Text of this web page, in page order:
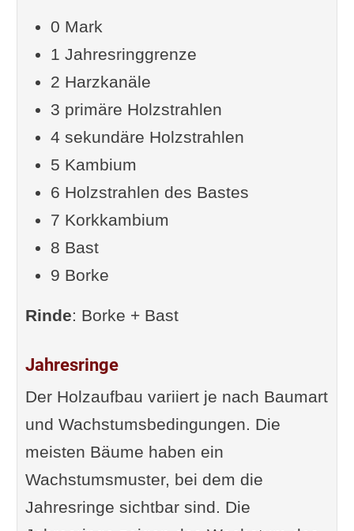
0 Mark
1 Jahresringgrenze
2 Harzkanäle
3 primäre Holzstrahlen
4 sekundäre Holzstrahlen
5 Kambium
6 Holzstrahlen des Bastes
7 Korkkambium
8 Bast
9 Borke
Rinde: Borke + Bast
Jahresringe
Der Holzaufbau variiert je nach Baumart
und Wachstumsbedingungen. Die
meisten Bäume haben ein
Wachstumsmuster, bei dem die
Jahresringe sichtbar sind. Die